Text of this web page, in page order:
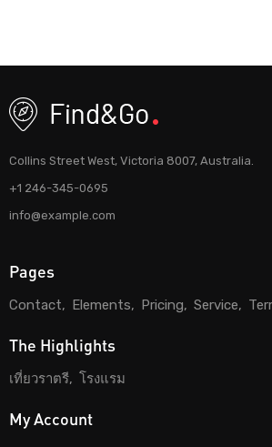
Collins Street West, Victoria 8007, Australia.
+1 246-345-0695
info@example.com
Pages
Contact Elements Pricing Service
The Highlights
เที่ยวราตรี โรงแรม
My Account